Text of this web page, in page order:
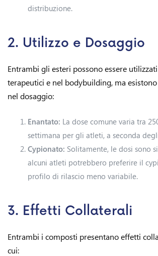
distribuzione.
2. Utilizzo e Dosaggio
Entrambi gli esteri possono essere
terapeutici e nel bodybuilding, ma
nel dosaggio:
Enantato: La dose comune varia tra
settimana per gli atleti, a seconda
Cypionato: Solitamente, le dosi sono
alcuni atleti potrebbero preferire il
profilo di rilascio meno variabile.
3. Effetti Collaterali
Entrambi i composti presentano effetti
cui: